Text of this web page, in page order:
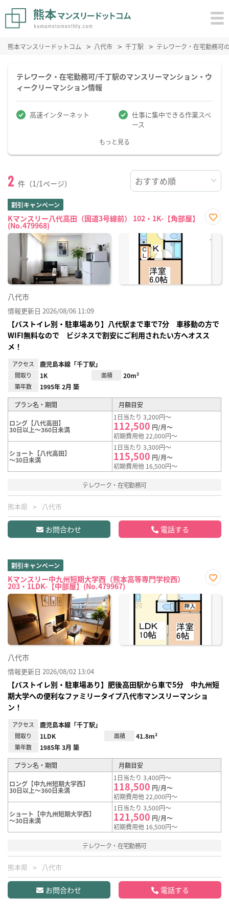
熊本マンスリードットコム 八代市 千丁駅 テレワーク・在宅勤務可
テレワーク・在宅勤務可/千丁駅のマンスリーマンション・ウ
ィークリーマンション情報
高速インターネット
仕事に集中できる作業スペ
ース
もっと見る
2 件（1/1ページ）
割引キャンペーン
Kマンスリー八代高田（国道3号線前） 102・1K-【角部屋】
(No.479968)
に入
り登
八代市
情報更新日 2026/08/06 11:09
【バストイレ別・駐車場あり】八代駅まで車で7分 車移動の方で
WIFI無料なので ビジネスで割安にご利用されたい方へオスス
メ！
アクセス 鹿児島本線「千丁駅」
間取り 1K 面積 20m²
築年数 1995年 2月 築
プラン名・期間 月額目安
ロング【八代高田】
30日以上～360日未満
1日当たり 3,200円～
112,500 円/月～
初期費用他 22,000円～
ショート【八代高田】
～30日未満
1日当たり 3,300円～
115,500 円/月～
初期費用他 16,500円～
テレワーク・在宅勤務可
熊本県 八代市
お問合わせ 電話する
割引キャンペーン
Kマンスリー中九州短期大学西（熊本高等専門学校西）
203・1LDK-【中部屋】(No.479967)
に入
八代市
情報更新日 2026/08/02 13:04
【バストイレ別・駐車場あり】肥後高田駅から車で5分 中九州短
期大学への便利なファミリータイプ八代市マンスリーマンショ
ン！
アクセス 鹿児島本線「千丁駅」
間取り 1LDK 面積 41.8m²
築年数 1985年 3月 築
プラン名・期間 月額目安
ロング【中九州短期大学西】
30日以上～360日未満
1日当たり 3,400円～
118,500 円/月～
初期費用他 22,000円～
ショート【中九州短期大学西】
～30日未満
1日当たり 3,500円～
121,500 円/月～
初期費用他 16,500円～
テレワーク・在宅勤務可
熊本県 八代市
お問合わせ 電話する